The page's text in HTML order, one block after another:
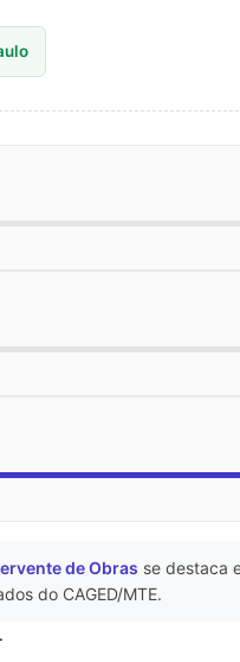
de Obras se destaca
do CAGED/MTE.
.